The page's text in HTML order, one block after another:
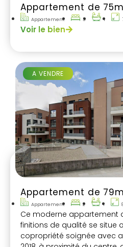
Appartement de
Appartement 3 1
Voir le bien
Appartement de
Appartement 2 1
Ce moderne appartement
finitions de qualité se situe
copropriété soignée avec
A VENDRE